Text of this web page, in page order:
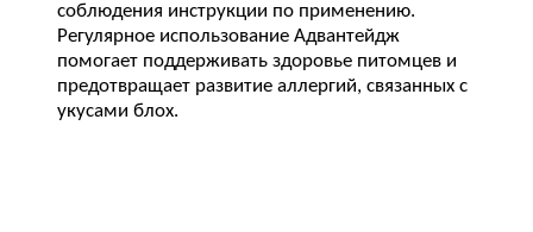
соблюдения инструкции по применению.
Регулярное использование Адвантейдж
помогает поддерживать здоровье питомцев и
предотвращает развитие аллергий, связанных с
укусами блох.